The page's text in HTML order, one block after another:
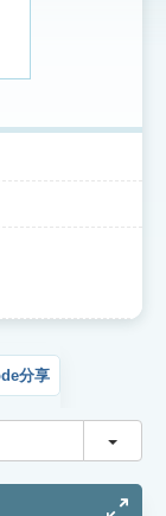
分享
切換